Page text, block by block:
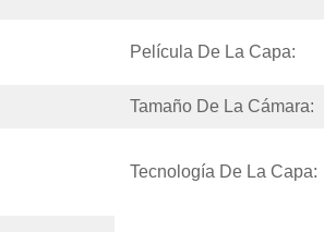
Película De La Capa:
Tamaño De La Cámara:
Tecnología De La Capa: